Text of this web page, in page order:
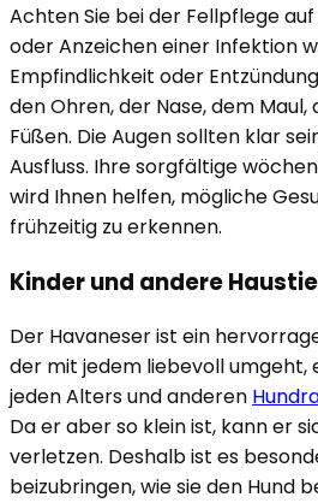
Achten Sie bei der Fellpflege
oder Anzeichen einer Infektion
Empfindlichkeit oder
den Ohren, der Nase, dem
Füßen. Die Augen sollten klar
Ausfluss. Ihre sorgfältige
wird Ihnen helfen, mögliche
frühzeitig zu erkennen.
Kinder und andere
Der Havaneser ist ein
der mit jedem liebevoll umgeht,
jeden Alters und anderen
Da er aber so klein ist, kann er
verletzen. Deshalb ist es
beizubringen, wie sie den Hund